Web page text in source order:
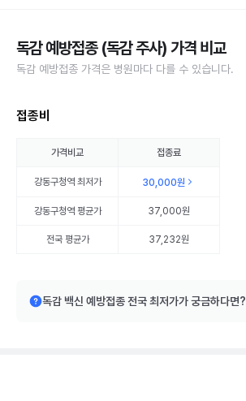
독감 예방접종 (독감 주사) 가격 비교
독감 예방접종 가격은 병원마다 다를 수 있습니다.
접종비
가격비교 접종료
강동구청역최저가 30,000원
강동구청역평균가 37,000원
전국 평균가 37,232원
독감 백신 예방접종 전국 최저가가 궁금하다면?